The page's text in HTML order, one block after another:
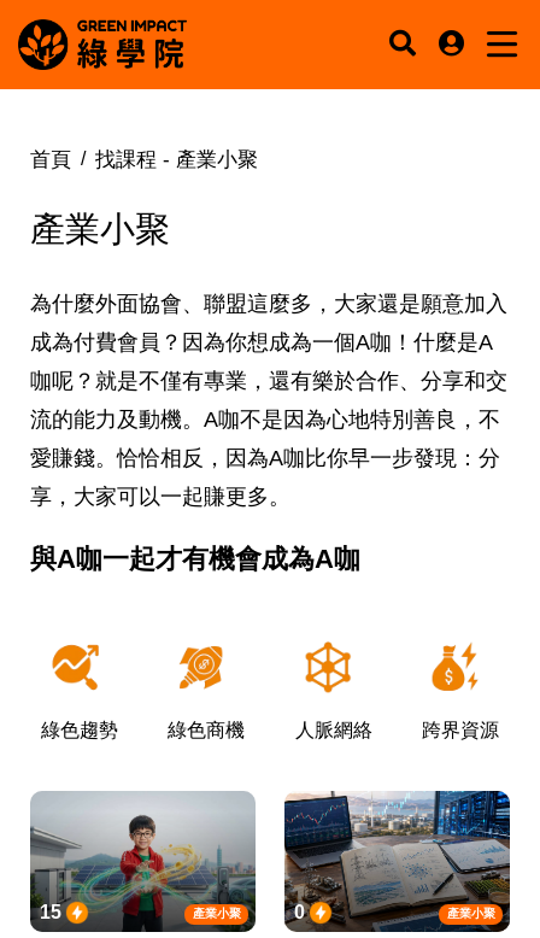
首頁 找課程 - 產業小聚
產業小聚
為什麼外面協會、聯盟這麼多，大家還是願意加入
成為付費會員？因為你想成為一個A咖！什麼是A
咖呢？就是不僅有專業，還有樂於合作、分享和交
流的能力及動機。A咖不是因為心地特別善良，不
愛賺錢。恰恰相反，因為A咖比你早一步發現：分
享，大家可以一起賺更多。
與A咖一起才有機會成為A咖
綠色趨勢 綠色商機 人脈網絡 跨界資源
產業小聚
15 產業小聚
0